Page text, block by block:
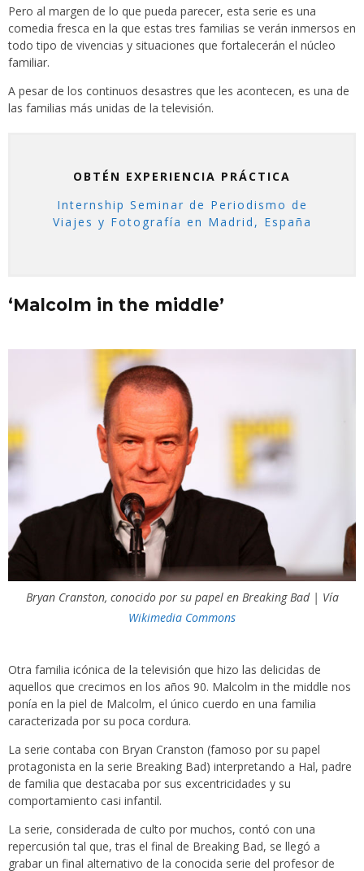
Pero al margen de lo que pueda parecer, esta serie es una
comedia fresca en la que estas tres familias se verán inmersos en
todo tipo de vivencias y situaciones que fortalecerán el núcleo
familiar.
A pesar de los continuos desastres que les acontecen, es una de
las familias más unidas de la televisión.
OBTÉN EXPERIENCIA PRÁCTICA
Internship Seminar de Periodismo de
Viajes y Fotografía en Madrid, España
‘Malcolm in the middle’
Bryan Cranston, conocido por su papel en Breaking Bad | Vía
Wikimedia Commons
Otra familia icónica de la televisión que hizo las delicidas de
aquellos que crecimos en los años 90. Malcolm in the middle nos
ponía en la piel de Malcolm, el único cuerdo en una familia
caracterizada por su poca cordura.
La serie contaba con Bryan Cranston (famoso por su papel
protagonista en la serie Breaking Bad) interpretando a Hal, padre
de familia que destacaba por sus excentricidades y su
comportamiento casi infantil.
La serie, considerada de culto por muchos, contó con una
repercusión tal que, tras el final de Breaking Bad, se llegó a
grabar un final alternativo de la conocida serie del profesor de